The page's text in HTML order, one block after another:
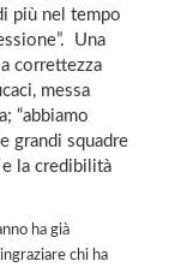
più nel tempo
Una
correttezza
messa
“abbiamo
grandi squadre
la credibilità
ha già
chi ha